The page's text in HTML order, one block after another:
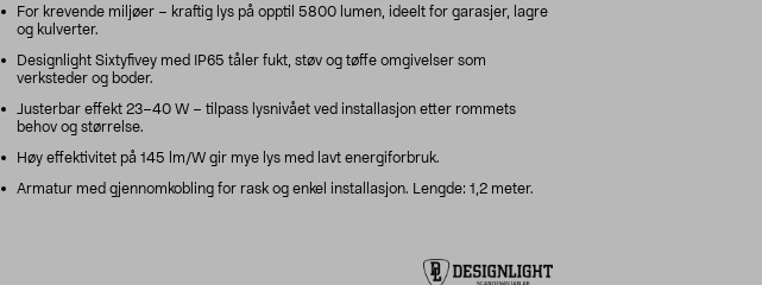
For krevende miljøer – kraftig lys på opptil 5800 lumen, ideelt for garasjer, lagre
og kulverter.
Designlight Sixtyfivey med IP65 tåler fukt, støv og tøffe omgivelser som
verksteder og boder.
Justerbar effekt 23–40 W – tilpass lysnivået ved installasjon etter rommets
behov og størrelse.
Høy effektivitet på 145 lm/W gir mye lys med lavt energiforbruk.
Armatur med gjennomkobling for rask og enkel installasjon. Lengde: 1,2 meter.